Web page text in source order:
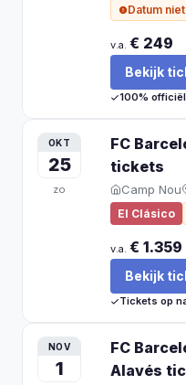
Datum
v.a. € 249
Bekijk
100%
OKT
25
zo
FC
tickets
Camp Nou
El Clásico
v.a. € 1.359
Bekijk
Tickets op
NOV
1
FC
Alavés